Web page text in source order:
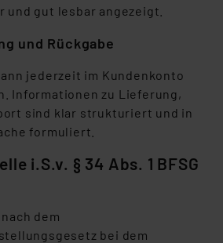
gut lesbar angezeigt.
und Rückgabe
jederzeit im Kundenkonto
Informationen zu Lieferung,
sind klar strukturiert und in
formuliert.
i.S.v. § 34 Abs. 1 BFSG
dem
bei dem